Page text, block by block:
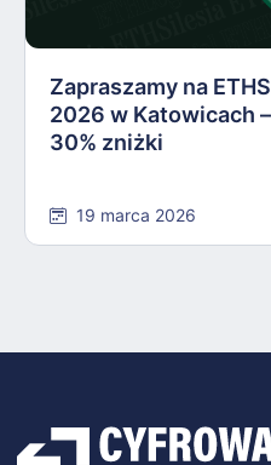
Zapraszamy na
2026 w Katowicach
30% zniżki
19 marca 2026